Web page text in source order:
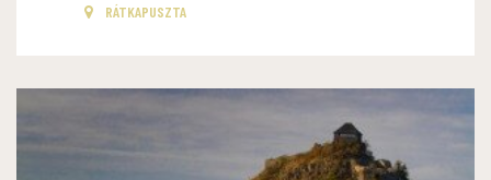
RÁTKAPUSZTA